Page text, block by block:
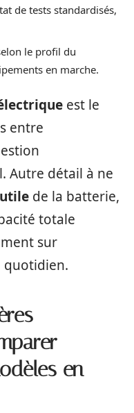
de tests standardisés,
le profil du
en marche.
est le
entre
Autre détail à ne
de la batterie,
totale
sur
quotidien.
en